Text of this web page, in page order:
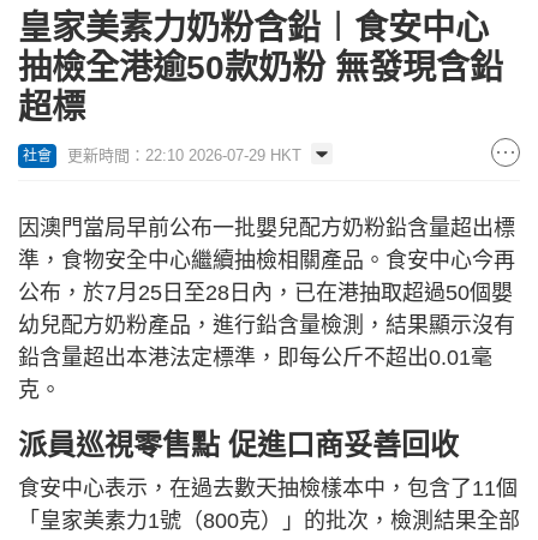
皇家美素力奶粉含鉛︱食安中心
抽檢全港逾50款奶粉 無發現含鉛
超標
社會 更新時間：22:10 2026-07-29 HKT
因澳門當局早前公布一批嬰兒配方奶粉鉛含量超出標
準，食物安全中心繼續抽檢相關產品。食安中心今再
公布，於7月25日至28日內，已在港抽取超過50個嬰
幼兒配方奶粉產品，進行鉛含量檢測，結果顯示沒有
鉛含量超出本港法定標準，即每公斤不超出0.01毫
克。
派員巡視零售點 促進口商妥善回收
食安中心表示，在過去數天抽檢樣本中，包含了11個
「皇家美素力1號（800克）」的批次，檢測結果全部